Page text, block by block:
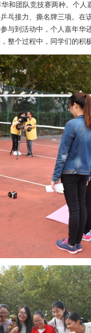
和团队竞技赛两种。 个人
乓接力、撕名牌三项。在
与到活动中，个人嘉年华
整个过程中，同学们的积